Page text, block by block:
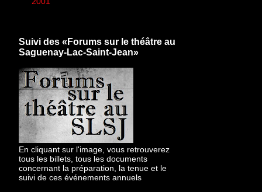
Suivi des «Forums sur le théâtre au
Saguenay-Lac-Saint-Jean»
En cliquant sur l'image, vous retrouverez
tous les billets, tous les documents
concernant la préparation, la tenue et le
suivi de ces événements annuels